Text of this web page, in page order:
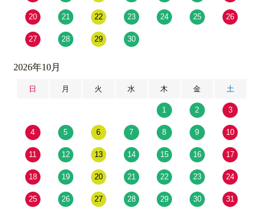
20 21 22 23 24 25 26
27 28 29 30
2026年10月
日 月 火 水 木 金 土
1 2 3
4 5 6 7 8 9 10
11 12 13 14 15 16 17
18 19 20 21 22 23 24
25 26 27 28 29 30 31